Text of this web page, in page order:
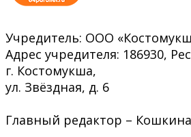
Учредитель: ООО
Адрес учредителя: 186930,
г. Костомукша,
ул. Звёздная, д. 6
Главный редактор –